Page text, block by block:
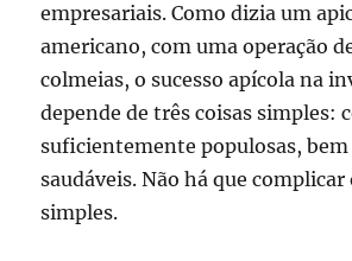
empresariais. Como dizia um
americano, com uma operação
colmeias, o sucesso apícola na
depende de três coisas simples:
suficientemente populosas,
saudáveis. Não há que complicar
simples.